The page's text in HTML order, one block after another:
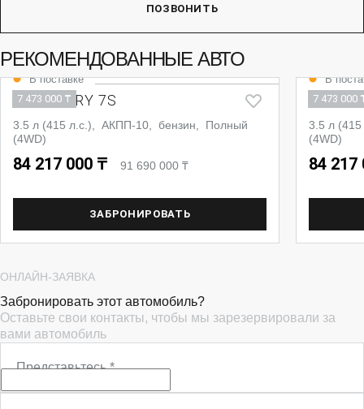
ПОЗВОНИТЬ
РЕКОМЕНДОВАННЫЕ АВТО
7 473 000 ₸
В поставке
LX LUXURY 7S
3.5 л (415 л.с.), АКПП-10, бензин, Полный
(4WD)
84 217 000 ₸ 91 690 000 ₸
ЗАБРОНИРОВАТЬ
7 473 000
В
LX
3.5 л
(4WD)
84 217
ОНЛАЙН-ЗАЯВКА
Забронировать этот автомобиль?
Оставьте свои контакты, чтобы мы зарезервировали за
вами автомобиль
Представьтесь*